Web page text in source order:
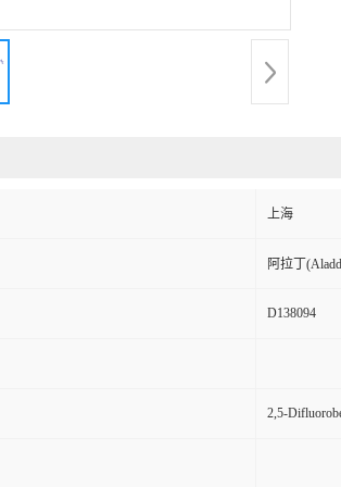
上海
阿拉丁
D138094
2,5-